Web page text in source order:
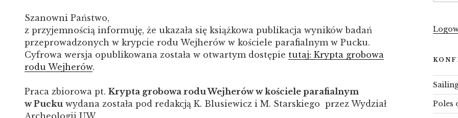
Szanowni Państwo,
z przyjemnością informuję, że ukazała się książkowa publikacja wyników badań
przeprowadzonych w krypcie rodu Wejherów w kościele parafialnym w Pucku.
Cyfrowa wersja opublikowana została w otwartym dostępie tutaj: Krypta grobowa
rodu Wejherów.
Praca zbiorowa pt. Krypta grobowa rodu Wejherów w kościele parafialnym
w Pucku wydana została pod redakcją K. Blusiewicz i M. Starskiego przez Wydział
Archeologii UW.
Poles